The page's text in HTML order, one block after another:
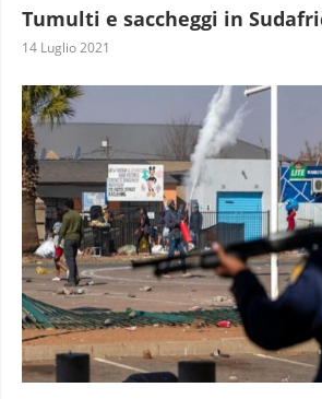
Tumulti e saccheggi in
14 Luglio 2021